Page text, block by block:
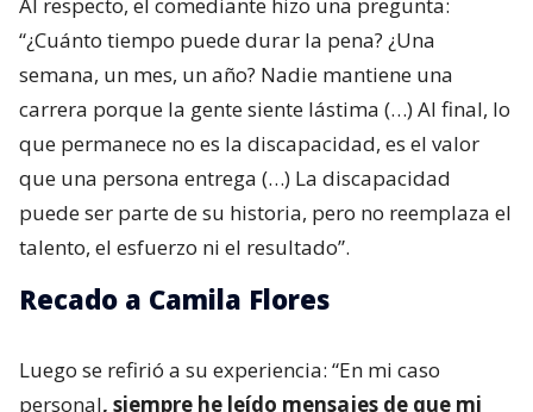
Al respecto, el comediante hizo una pregunta:
“¿Cuánto tiempo puede durar la pena? ¿Una
semana, un mes, un año? Nadie mantiene una
carrera porque la gente siente lástima (…) Al final, lo
que permanece no es la discapacidad, es el valor
que una persona entrega (…) La discapacidad
puede ser parte de su historia, pero no reemplaza el
talento, el esfuerzo ni el resultado”.
Recado a Camila Flores
Luego se refirió a su experiencia: “En mi caso
personal, siempre he leído mensajes de que mi